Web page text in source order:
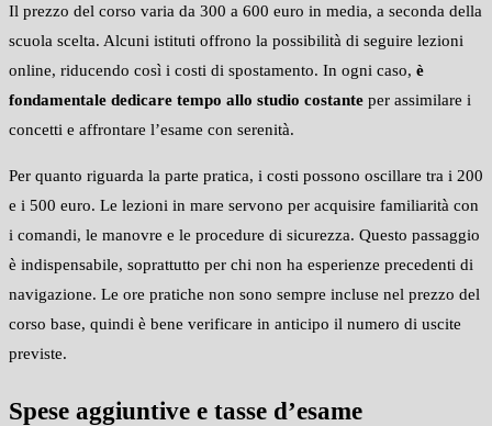
Il prezzo del corso varia da 300 a 600 euro in media, a seconda della
scuola scelta. Alcuni istituti offrono la possibilità di seguire lezioni
online, riducendo così i costi di spostamento. In ogni caso, è
fondamentale dedicare tempo allo studio costante per assimilare i
concetti e affrontare l’esame con serenità.
Per quanto riguarda la parte pratica, i costi possono oscillare tra i 200
e i 500 euro. Le lezioni in mare servono per acquisire familiarità con
i comandi, le manovre e le procedure di sicurezza. Questo passaggio
è indispensabile, soprattutto per chi non ha esperienze precedenti di
navigazione. Le ore pratiche non sono sempre incluse nel prezzo del
corso base, quindi è bene verificare in anticipo il numero di uscite
previste.
Spese aggiuntive e tasse d’esame